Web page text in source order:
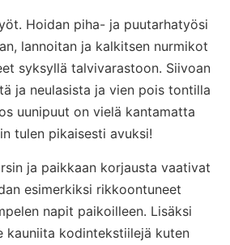
Hoidan piha- ja puutarhatyösi
lannoitan ja kalkitsen nurmikot
syksyllä talvivarastoon. Siivoan
ja neulasista ja vien pois tontilla
uunipuut on vielä kantamatta
tulen pikaisesti avuksi!
ja paikkaan korjausta vaativat
esimerkiksi rikkoontuneet
napit paikoilleen. Lisäksi
kauniita kodintekstiilejä kuten